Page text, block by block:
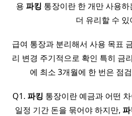
용 파킹 통장이란 한 개만 사용
더 유리할 수 있
급여 통장과 분리해서 사용 목표
리 변경 주기적으로 확인 특히 금
에 최소 3개월에 한 번은 점
Q1. 파킹 통장이란 예금과 어떤
일정 기간 돈을 묶어야 하지만,